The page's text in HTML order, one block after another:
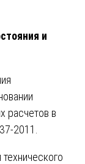
и
расчетов в
2011.